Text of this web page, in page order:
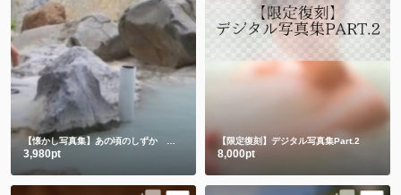
【懐かし写真集】あの頃のしずか 昔も今もみんなありがとう💕
3,980pt
【限定復刻】デジタル写真集Part.2
8,000pt